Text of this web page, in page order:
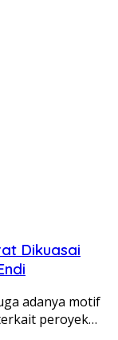
Dikuasai
adanya motif
peroyek…